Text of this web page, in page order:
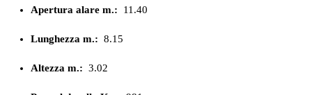
Apertura alare m.: 11.40
Lunghezza m.: 8.15
Altezza m.: 3.02